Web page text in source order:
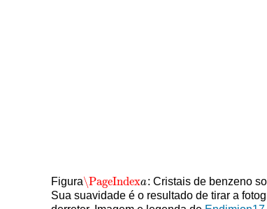
Figura\PageIndexa
\PageIndexa: Cristais de benzeno
Sua suavidade é o resultado de tirar a